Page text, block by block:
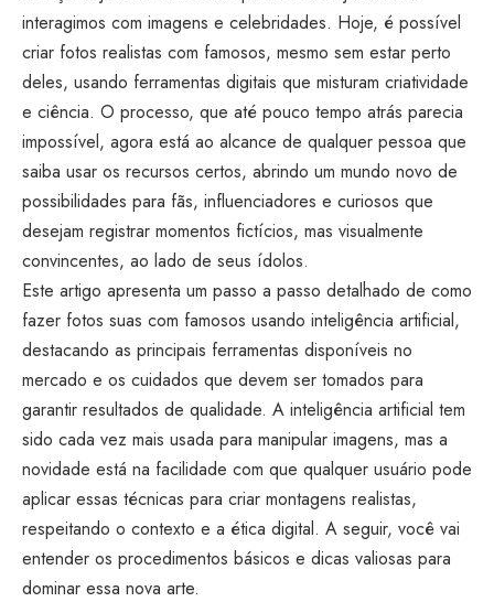
interagimos com imagens e celebridades. Hoje, é possível
criar fotos realistas com famosos, mesmo sem estar perto
deles, usando ferramentas digitais que misturam criatividade
e ciência. O processo, que até pouco tempo atrás parecia
impossível, agora está ao alcance de qualquer pessoa que
saiba usar os recursos certos, abrindo um mundo novo de
possibilidades para fãs, influenciadores e curiosos que
desejam registrar momentos fictícios, mas visualmente
convincentes, ao lado de seus ídolos.
Este artigo apresenta um passo a passo detalhado de como
fazer fotos suas com famosos usando inteligência artificial,
destacando as principais ferramentas disponíveis no
mercado e os cuidados que devem ser tomados para
garantir resultados de qualidade. A inteligência artificial tem
sido cada vez mais usada para manipular imagens, mas a
novidade está na facilidade com que qualquer usuário pode
aplicar essas técnicas para criar montagens realistas,
respeitando o contexto e a ética digital. A seguir, você vai
entender os procedimentos básicos e dicas valiosas para
dominar essa nova arte.